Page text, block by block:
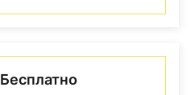
Бесплатно